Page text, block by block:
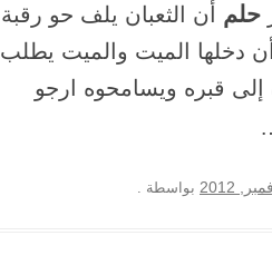
حلم أن الثعبان يلف حو رقبة
دخلها الميت والميت يطلب
إلى قبره ويسامحوه ارجو
بواسطة .